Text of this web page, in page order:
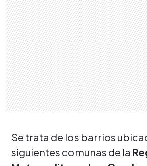
Se trata de los barrios
siguientes comunas de la